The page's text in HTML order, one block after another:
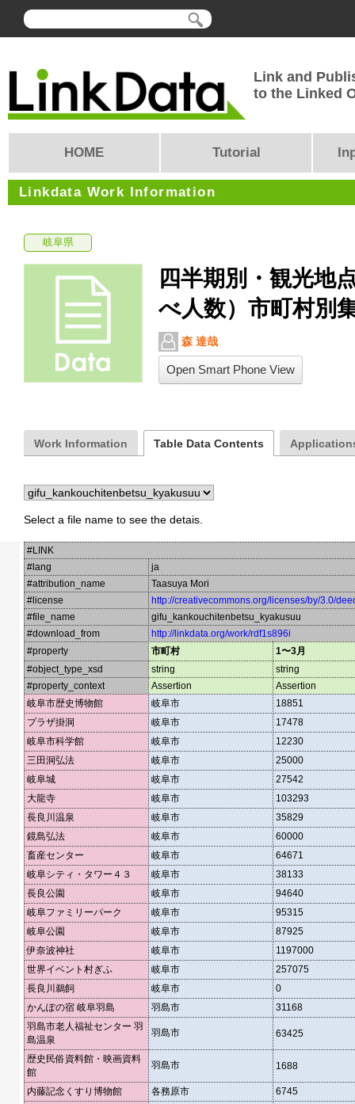
Link and
to the Linked
HOME Tutorial
Linkdata Work Information
岐阜県
四半期別・観光地
べ人数）市町村別
森 達哉
Open Smart Phone View
Work Information Table Data Contents
Select a file name to see the detais.
#LINK
#lang
ja
#attribution_name
Taasuya Mori
#license
http://creativecommons.org/licenses/by/3.0/
#file_name
gifu_kankouchitenbetsu_kyakusuu
#download_from
http://linkdata.org/work/rdf1s896i
#property
市町村
1〜3月
#object_type_xsd
string
string
#property_context
Assertion
Assertion
岐阜市歴史博物館
岐阜市
18851
プラザ掛洞
岐阜市
17478
岐阜市科学館
岐阜市
12230
三田洞弘法
岐阜市
25000
岐阜城
岐阜市
27542
大龍寺
岐阜市
103293
長良川温泉
岐阜市
35829
鏡島弘法
岐阜市
60000
畜産センター
岐阜市
64671
岐阜シティ・タワー４３
岐阜市
38133
長良公園
岐阜市
94640
岐阜ファミリーパーク
岐阜市
95315
岐阜公園
岐阜市
87925
伊奈波神社
岐阜市
1197000
世界イベント村ぎふ
岐阜市
257075
長良川鵜飼
岐阜市
0
かんぽの宿 岐阜羽島
羽島市
31168
羽島市老人福祉センター 羽
島温泉
羽島市 63425
歴史民俗資料館・映画資料
館
羽島市 1688
内藤記念くすり博物館 各務原市
6745